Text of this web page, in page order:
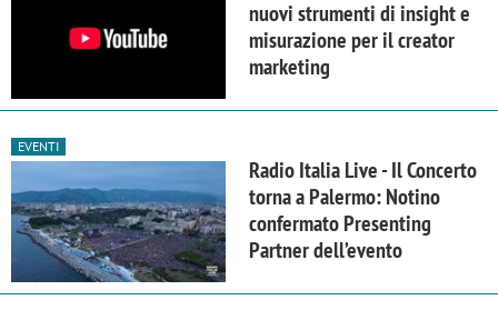
nuovi strumenti di insight e
misurazione per il creator
marketing
EVENTI
Radio Italia Live - Il Concerto
torna a Palermo: Notino
confermato Presenting
Partner dell’evento